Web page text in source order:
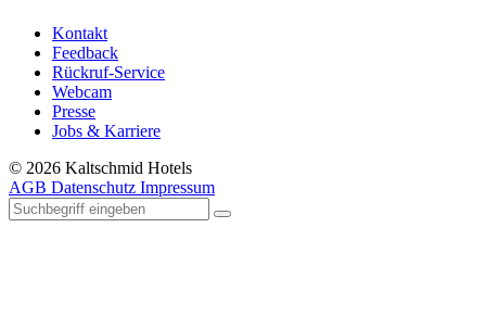
Kontakt
Feedback
Rückruf-Service
Webcam
Presse
Jobs & Karriere
© 2026 Kaltschmid Hotels
AGB Datenschutz Impressum